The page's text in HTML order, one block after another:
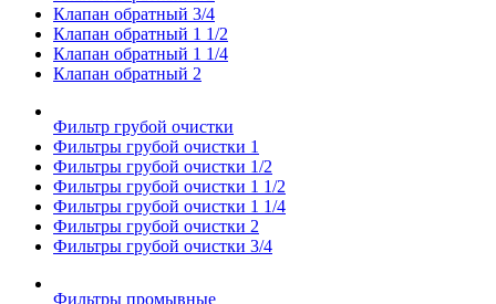
Клапан обратный 3/4
Клапан обратный 1 1/2
Клапан обратный 1 1/4
Клапан обратный 2
Фильтр грубой очистки
Фильтры грубой очистки 1
Фильтры грубой очистки 1/2
Фильтры грубой очистки 1 1/2
Фильтры грубой очистки 1 1/4
Фильтры грубой очистки 2
Фильтры грубой очистки 3/4
Фильтры промывные